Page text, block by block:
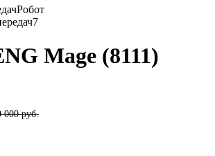
Робот
7
Mage (8111)
000 руб.